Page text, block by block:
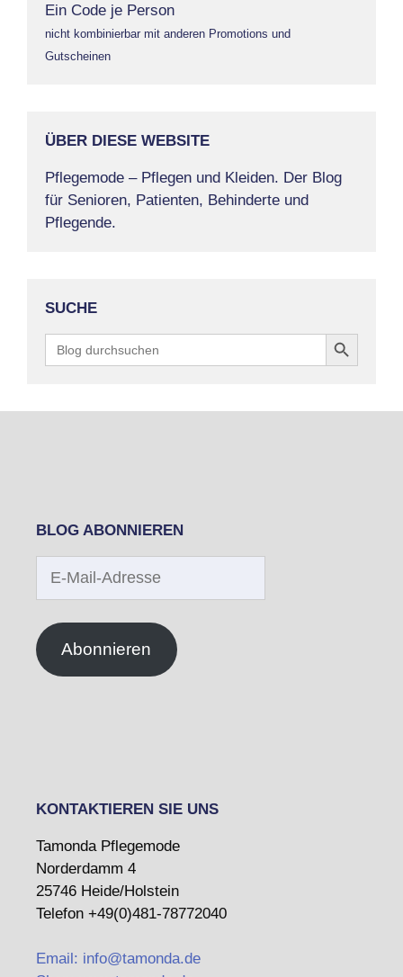
Ein Code je Person
nicht kombinierbar mit anderen Promotions und
Gutscheinen
ÜBER DIESE WEBSITE
Pflegemode – Pflegen und Kleiden. Der Blog
für Senioren, Patienten, Behinderte und
Pflegende.
SUCHE
Search
for:
Search Button
BLOG ABONNIEREN
Mail-
Abonnieren
KONTAKTIEREN SIE UNS
Tamonda Pflegemode
Norderdamm 4
25746 Heide/Holstein
Telefon +49(0)481-78772040
Email: info@tamonda.de